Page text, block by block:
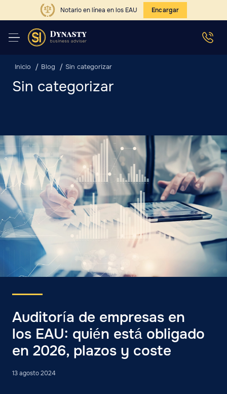
Notario en línea en los EAU Encargar
Inicio Blog Sin categorizar
Sin categorizar
Auditoría de empresas en
los EAU: quién está obligado
en 2026, plazos y coste
13 agosto 2024